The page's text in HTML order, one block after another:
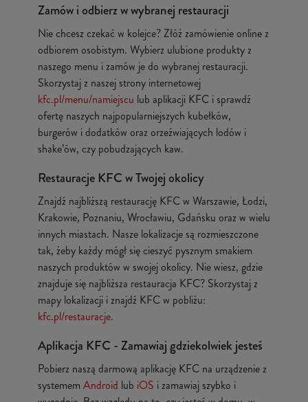
Zamów i odbierz w wybranej restauracji
Nie chcesz czekać w kolejce? Złóż zamówienie online z
odbiorem osobistym. Wybierz ulubione produkty z
naszego menu i zamów je do wybranej restauracji.
Skorzystaj z naszej strony internetowej
kfc.pl/menu/namiejscu lub aplikacji KFC i sprawdź
ofertę naszych najpopularniejszych kubełków,
burgerów i dodatków oraz orzeźwiających lodów i
shake’ów, czy pobudzających kaw.
Restauracje KFC w Twojej okolicy
Znajdź najbliższą restaurację KFC w Warszawie, Łodzi,
Krakowie, Poznaniu, Wrocławiu, Gdańsku oraz w wielu
innych miastach. Nasze lokalizacje są rozmieszczone
tak, żeby każdy mógł się cieszyć pysznym smakiem
naszych produktów w swojej okolicy. Nie wiesz, gdzie
znajduje się najbliższa restauracja KFC? Skorzystaj z
mapy lokalizacji i znajdź KFC w pobliżu:
kfc.pl/restauracje.
Aplikacja KFC - Zamawiaj gdziekolwiek jesteś
Pobierz naszą darmową aplikację KFC na urządzenie z
systemem Android lub iOS i zamawiaj szybko i